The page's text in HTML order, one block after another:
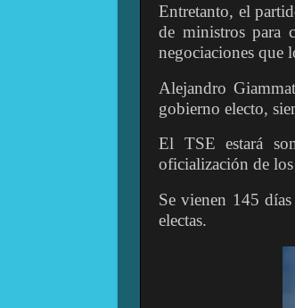
Entretanto, el
de ministros para
negociaciones que
Alejandro
gobierno electo,
El TSE estará
oficialización de los
Se vienen 145
electas.